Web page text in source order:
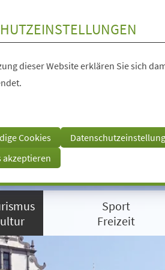
dieser Website erklären Sie sich
Cookies
akzeptieren
Sport
Freizeit